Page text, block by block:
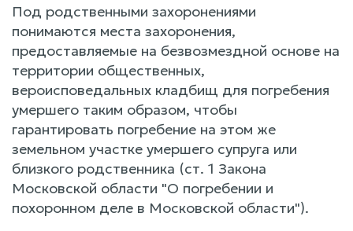
Под родственными захоронениями
понимаются места захоронения,
предоставляемые на безвозмездной основе на
территории общественных,
вероисповедальных кладбищ для погребения
умершего таким образом, чтобы
гарантировать погребение на этом же
земельном участке умершего супруга или
близкого родственника (ст. 1 Закона
Московской области "О погребении и
похоронном деле в Московской области").